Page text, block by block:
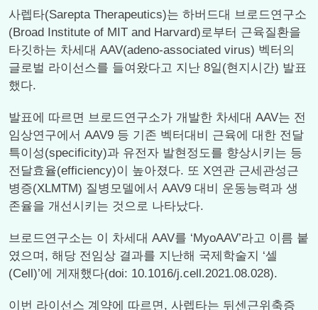
사렙타(Sarepta Therapeutics)는 하버드대 브로드연구소
(Broad Institute of MIT and Harvard)로부터 근육질환을
타깃하는 차세대 AAV(adeno-associated virus) 벡터의
글로벌 라이선스를 들여왔다고 지난 8일(현지시간) 발표
했다.
발표에 따르면 브로드연구소가 개발한 차세대 AAV는 전
임상연구에서 AAV9 등 기존 벡터대비 근육에 대한 전달
특이성(specificity)과 유전자 발현정도를 향상시키는 등
전달효율(efficiency)이 높아졌다. 또 X연관 근세관성근
병증(XLMTM) 질병모델에서 AAV9 대비 운동능력과 생
존율을 개선시키는 것으로 나타났다.
브로드연구소는 이 차세대 AAV를 ‘MyoAAV’라고 이름 붙
였으며, 해당 전임상 결과를 지난해 국제학술지 ‘셀
(Cell)’에 게재했다(doi: 10.1016/j.cell.2021.08.028).
이번 라이선스 계약에 따르면, 사렙타는 뒤센근위축증